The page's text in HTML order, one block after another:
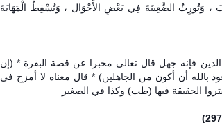
وَتُورِثُ الضَّغِينَةَ فِي بَعْضِ الأْحْوَال ، وَتُسْقِطُ الْمَهَابَةَ
فإنه جهل قال تعالى مخبرا عن قصة البقرة * (إن
بالله أن أكون من الجاهلين) * قال معناه لا أمزح في
الحقيقة فيها (طب) وكذا في الصغير